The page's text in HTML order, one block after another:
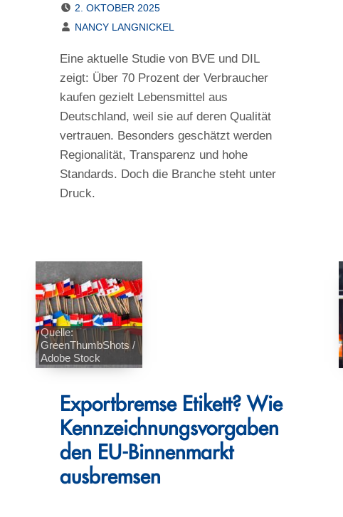
2. OKTOBER 2025
NANCY LANGNICKEL
Eine aktuelle Studie von BVE und DIL
zeigt: Über 70 Prozent der Verbraucher
kaufen gezielt Lebensmittel aus
Deutschland, weil sie auf deren Qualität
vertrauen. Besonders geschätzt werden
Regionalität, Transparenz und hohe
Standards. Doch die Branche steht unter
Druck.
Quelle:
GreenThumbShots /
Adobe Stock
Exportbremse Etikett? Wie
Kennzeichnungsvorgaben
den EU-Binnenmarkt
ausbremsen